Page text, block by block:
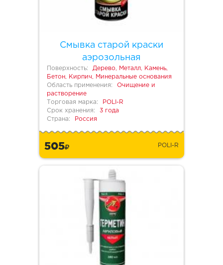
Смывка старой краски
аэрозольная
Поверхность:
Дерево, Металл, Камень,
Бетон, Кирпич, Минеральные основания
Область применения:
Очищение и
растворение
Торговая марка:
POLI-R
Срок хранения:
3 года
Страна:
Россия
505 POLI-R